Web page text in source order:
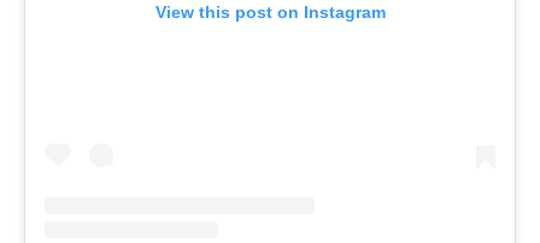
View this post on Instagram